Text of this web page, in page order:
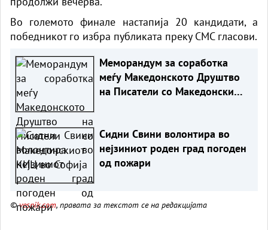
Во големото финале настапија 20 кандидати, а
победникот го избра публиката преку СМС гласови.
Меморандум за соработка
меѓу Македонското Друштво
на Писатели со Македонскиот
Сидни Свини волонтира во
нејзиниот роден град погоден
од пожари
©vesnik.com, правата за текстот се на редакцијата